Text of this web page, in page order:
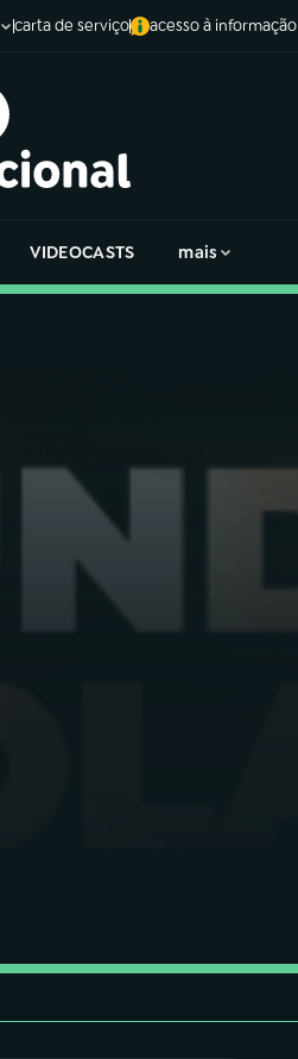
carta de serviço acesso à informação
VIDEOCASTS mais